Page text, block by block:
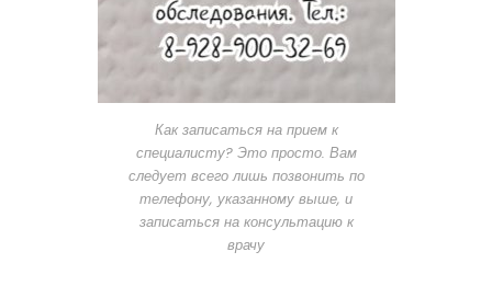
Как записаться на прием к
специалисту? Это просто. Вам
следует всего лишь позвонить по
телефону, указанному выше, и
записаться на консультацию к
врачу